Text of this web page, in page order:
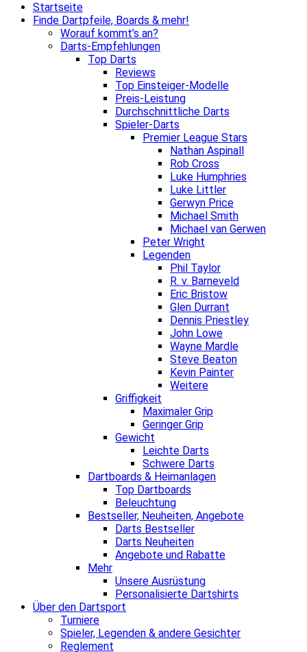
Startseite
Finde Dartpfeile, Boards & mehr!
Worauf kommt’s an?
Darts-Empfehlungen
Top Darts
Reviews
Top Einsteiger-Modelle
Preis-Leistung
Durchschnittliche Darts
Spieler-Darts
Premier League Stars
Nathan Aspinall
Rob Cross
Luke Humphries
Luke Littler
Gerwyn Price
Michael Smith
Michael van Gerwen
Peter Wright
Legenden
Phil Taylor
R. v. Barneveld
Eric Bristow
Glen Durrant
Dennis Priestley
John Lowe
Wayne Mardle
Steve Beaton
Kevin Painter
Weitere
Griffigkeit
Maximaler Grip
Geringer Grip
Gewicht
Leichte Darts
Schwere Darts
Dartboards & Heimanlagen
Top Dartboards
Beleuchtung
Bestseller, Neuheiten, Angebote
Darts Bestseller
Darts Neuheiten
Angebote und Rabatte
Mehr
Unsere Ausrüstung
Personalisierte Dartshirts
Über den Dartsport
Turniere
Spieler, Legenden & andere Gesichter
Reglement